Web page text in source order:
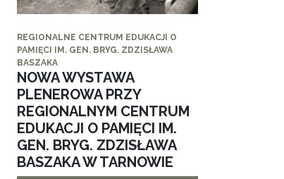
REGIONALNE CENTRUM EDUKACJI O
PAMIĘCI IM. GEN. BRYG. ZDZISŁAWA
BASZAKA
NOWA WYSTAWA
PLENEROWA PRZY
REGIONALNYM CENTRUM
EDUKACJI O PAMIĘCI IM.
GEN. BRYG. ZDZISŁAWA
BASZAKA W TARNOWIE